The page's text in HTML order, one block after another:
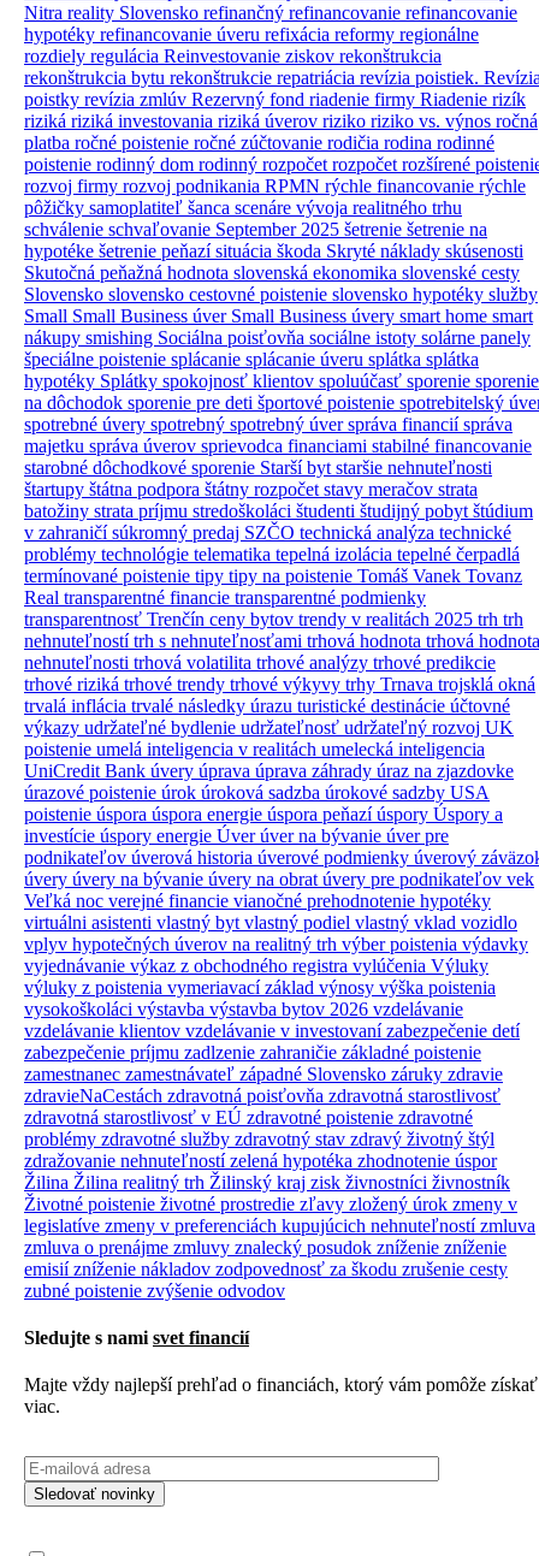
Nitra reality Slovensko refinančný refinancovanie refinancovanie
hypotéky refinancovanie úveru refixácia reformy regionálne
rozdiely regulácia Reinvestovanie ziskov rekonštrukcia
rekonštrukcia bytu rekonštrukcie repatriácia revízia poistiek.
poistky revízia zmlúv Rezervný fond riadenie firmy Riadenie rizík
riziká riziká investovania riziká úverov riziko riziko vs. výnos ročná
platba ročné poistenie ročné zúčtovanie rodičia rodina rodinné
poistenie rodinný dom rodinný rozpočet rozpočet rozšírené
rozvoj firmy rozvoj podnikania RPMN rýchle financovanie rýchle
pôžičky samoplatiteľ šanca scenáre vývoja realitného trhu
schválenie schvaľovanie September 2025 šetrenie šetrenie na
hypotéke šetrenie peňazísituácia škoda Skryté náklady skúsenosti
Skutočná peňažná hodnota slovenská ekonomika slovenské cesty
Slovensko slovensko cestovné poistenie slovensko hypotéky služby
Small Small Business úver Small Business úvery smart home smart
nákupy smishing Sociálna poisťovňa sociálne istoty solárne panely
špeciálne poistenie splácanie splácanie úveru splátka splátka
hypotéky Splátky spokojnosť klientov spoluúčasť sporenie sporenie
na dôchodok sporenie pre deti športové poistenie spotrebitelský
spotrebné úvery spotrebný spotrebný úverspráva financiíspráva
majetku správa úverov sprievodca financiami stabilné financovanie
starobné dôchodkové sporenie Starší byt staršie nehnuteľnosti
štartupy štátna podpora štátny rozpočet stavy meračov strata
batožiny strata príjmu stredoškoláci študenti študijný pobyt štúdium
v zahraničísúkromný predaj SZČO technická analýza technické
problémy technológie telematika tepelná izolácia tepelné čerpadlá
termínované poistenie tipy tipy na poistenie Tomáš Vanek Tovanz
Real transparentné financie transparentné podmienky
transparentnosť Trenčín ceny bytov trendy v realitách 2025 trh trh
nehnuteľnostítrh s nehnuteľnosťami trhová hodnota trhová hodnota
nehnuteľnosti trhová volatilita trhové analýzy trhové predikcie
trhové riziká trhové trendy trhové výkyvy trhy Trnava trojsklá okná
trvalá inflácia trvalé následky úrazu turistické destinácie účtovné
výkazy udržateľné bydlenie udržateľnosť udržateľný rozvoj UK
poistenie umelá inteligencia v realitách umelecká inteligencia
UniCredit Bank úvery úprava úprava záhrady úraz na zjazdovke
úrazové poistenie úrok úroková sadzba úrokové sadzby USA
poistenie úspora úspora energie úspora peňazíúspory Úspory a
investície úspory energie Úverúver na bývanie úver pre
podnikateľov úverová historia úverové podmienky úverový
úvery úvery na bývanie úvery na obrat úvery pre podnikateľov vek
Veľká noc verejné financie vianočné prehodnotenie hypotéky
virtuálni asistenti vlastný byt vlastný podiel vlastný vklad vozidlo
vplyv hypotečných úverov na realitný trh výber poistenia výdavky
vyjednávanie výkaz z obchodného registra vylúčenia Výluky
výluky z poistenia vymeriavací základ výnosy výška poistenia
vysokoškoláci výstavba výstavba bytov 2026 vzdelávanie
vzdelávanie klientov vzdelávanie v investovanízabezpečenie detí
zabezpečenie príjmu zadlzenie zahraničie základné poistenie
zamestnanec zamestnávateľ západné Slovensko záruky zdravie
zdravieNaCestách zdravotná poisťovňa zdravotná starostlivosť
zdravotná starostlivosť v EÚ zdravotné poistenie zdravotné
problémy zdravotné služby zdravotný stav zdravý životný štýl
zdražovanie nehnuteľnostízelená hypotéka zhodnotenie úspor
Žilina Žilina realitný trh Žilinský kraj zisk živnostníci živnostník
Životné poistenie životné prostredie zľavy zložený úrok zmeny v
legislatíve zmeny v preferenciách kupujúcich nehnuteľnostízmluva
zmluva o prenájme zmluvy znalecký posudok zníženie zníženie
emisiízníženie nákladov zodpovednosť za škodu zrušenie cesty
zubné poistenie zvýšenie odvodov
Sledujte s nami svet financií
Majte vždy najlepší prehľad o financiách, ktorý vám pomôže získať
viac.
Sledovať novinky